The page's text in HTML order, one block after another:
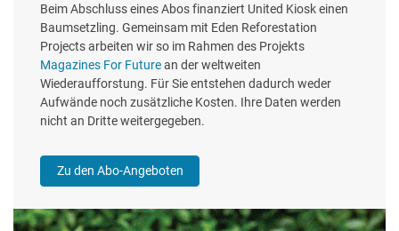
Beim Abschluss eines Abos finanziert United Kiosk einen
Baumsetzling. Gemeinsam mit Eden Reforestation
Projects arbeiten wir so im Rahmen des Projekts
Magazines For Futurean der weltweiten
Wiederaufforstung. Für Sie entstehen dadurch weder
Aufwände noch zusätzliche Kosten. Ihre Daten werden
nicht an Dritte weitergegeben.
Zu den Abo-Angeboten